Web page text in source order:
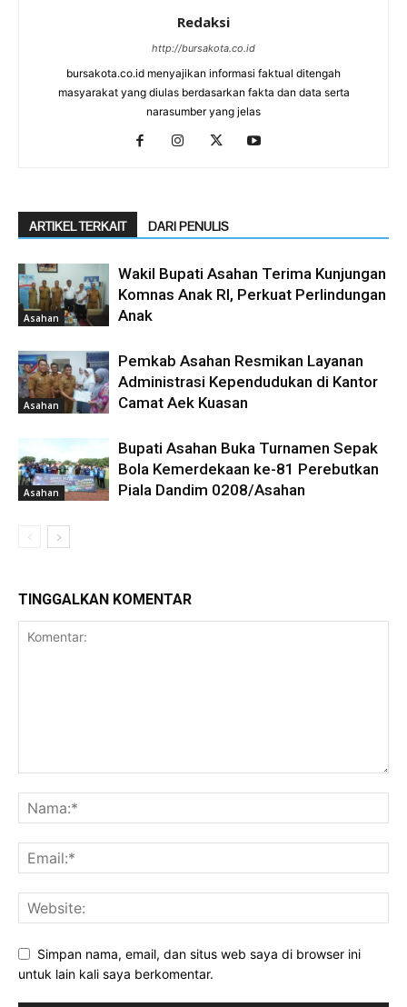
Redaksi
http://bursakota.co.id
bursakota.co.id menyajikan informasi faktual ditengah
masyarakat yang diulas berdasarkan fakta dan data serta
narasumber yang jelas
ARTIKEL TERKAIT DARI PENULIS
Asahan
Wakil Bupati Asahan Terima Kunjungan
Komnas Anak RI, Perkuat Perlindungan
Anak
Asahan
Pemkab Asahan Resmikan Layanan
Administrasi Kependudukan di Kantor
Camat Aek Kuasan
Asahan
Bupati Asahan Buka Turnamen Sepak
Bola Kemerdekaan ke-81 Perebutkan
Piala Dandim 0208/Asahan
TINGGALKAN KOMENTAR
Simpan nama, email, dan situs web saya di browser ini
untuk lain kali saya berkomentar.